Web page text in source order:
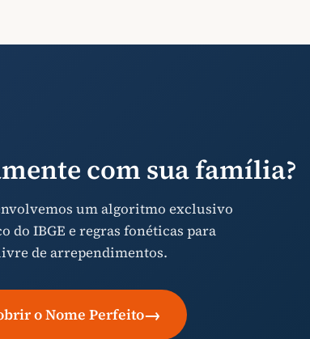
com sua família?
um algoritmo exclusivo
do IBGE e regras fonéticas para
de arrependimentos.
o Nome Perfeito→